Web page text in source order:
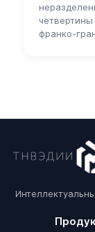
франко-